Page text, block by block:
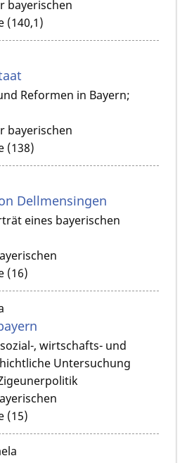
bayerischen
(140,1)
Reformen in Bayern;
bayerischen
(138)
Dellmensingen
eines bayerischen
(16)
, wirtschafts- und
Untersuchung
(15)